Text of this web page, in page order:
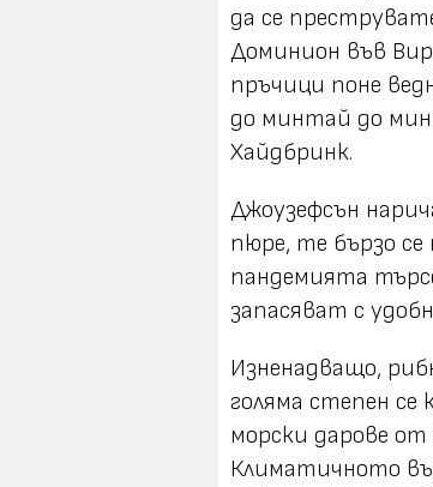
да се
Доминион във
пръчици поне
до минтай до
Хайдбринк.
Джоузефсън
пюре, те бързо
пандемията
запасяват с
Изненадващо,
голяма степен
морски дарове
Климатичното